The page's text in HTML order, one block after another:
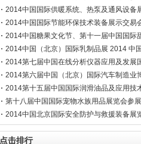
录
2014中国国际供暖系统、热泵及通风设备
2014中国国际建筑节能及新型建材展览会
名录
2014中国国际节能环保技术装备展示交易
商名录
2014中国糖果文化节、第十一届中国国际
休闲食品展览会参展商名录
2014中国（北京）国际乳制品展 2014 中
行业大会暨2014（第三届）国际餐饮博览
商名录
2014第七届中国在线分析仪器应用及发展
坛暨展览会参展商名录
2014第六届中国（北京）国际汽车制造业
第六届中国（北京）国际汽车模具及制造
览会参展商名录
2014第十五届中国国际润滑油品及应用技
会参展商名录
第十八届中国国际宠物水族用品展览会参
录
2014中国北京国际安全防护与救援装备展
展商名录
点击排行